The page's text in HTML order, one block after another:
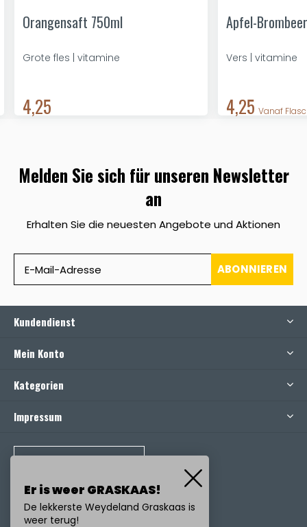
Orangensaft 750ml
Grote fles | vitamine
4,25
Apfel-
Vers | vitamine
4,25 Vanaf
Melden Sie sich für unseren Newsletter
an
Erhalten Sie die neuesten Angebote und Aktionen
ABONNIEREN
Kundendienst
Mein Konto
Kategorien
Impressum
Er is weer GRASKAAS!
De lekkerste Weydeland Graskaas is
weer terug!